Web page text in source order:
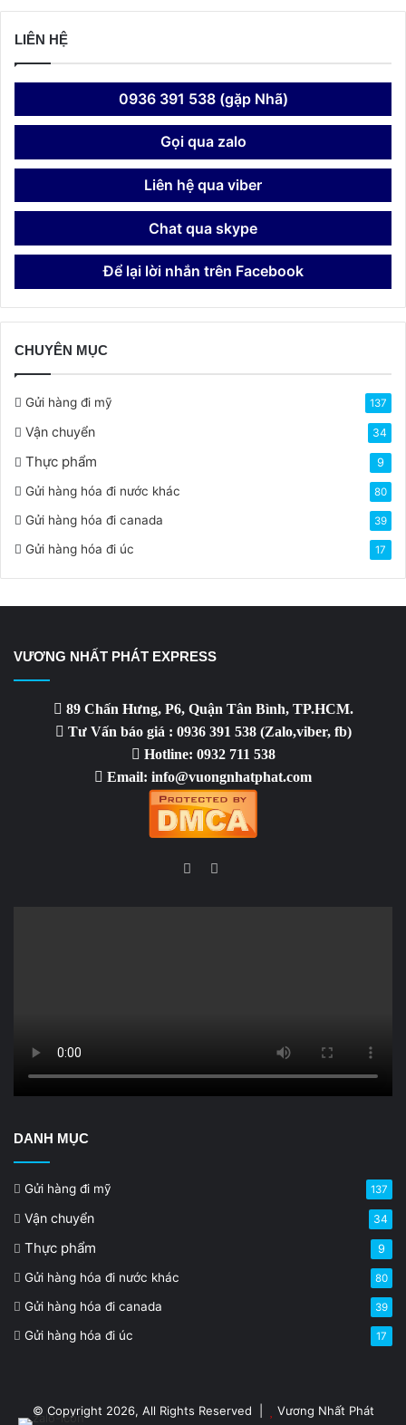
LIÊN HỆ
0936 391 538 (gặp Nhã)
Gọi qua zalo
Liên hệ qua viber
Chat qua skype
Để lại lời nhắn trên Facebook
CHUYÊN MỤC
Gửi hàng đi mỹ 137
Vận chuyển 34
Thực phẩm 9
Gửi hàng hóa đi nước khác 80
Gửi hàng hóa đi canada 39
Gửi hàng hóa đi úc 17
VƯƠNG NHẤT PHÁT EXPRESS
89 Chấn Hưng, P6, Quận Tân Bình, TP.HCM.
Tư Vấn báo giá : 0936 391 538 (Zalo,viber, fb)
Hotline: 0932 711 538
Email: info@vuongnhatphat.com
Facebook
YouTube
DANH MỤC
Gửi hàng đi mỹ 137
Vận chuyển 34
Thực phẩm 9
Gửi hàng hóa đi nước khác 80
Gửi hàng hóa đi canada 39
Gửi hàng hóa đi úc 17
© Copyright 2026, All Rights Reserved | Vương Nhất Phát